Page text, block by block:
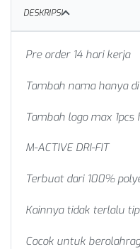
DESKRIPSI
Pre order 14 hari kerja
Tambah nama hanya
Tambah logo max 1pcs
M-ACTIVE DRI-FIT
Terbuat dari 100%
Kainnya tidak terlalu
Cocok untuk